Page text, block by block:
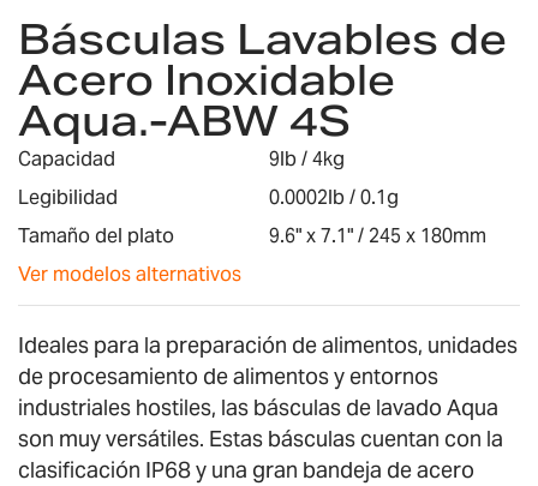
al
comienzo
de
la
galería
de
Básculas Lavables de
Acero Inoxidable
Aqua.-ABW 4S
Capacidad
9lb / 4kg
Legibilidad
0.0002lb / 0.1g
Tamaño del plato
9.6" x 7.1" / 245 x 180mm
Ver modelos alternativos
Ideales para la preparación de alimentos, unidades
de procesamiento de alimentos y entornos
industriales hostiles, las básculas de lavado Aqua
son muy versátiles. Estas básculas cuentan con la
clasificación IP68 y una gran bandeja de acero